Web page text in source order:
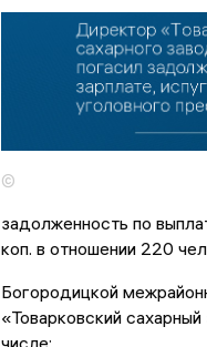
©
задолженность по
коп. в отношении 220
Богородицкой
«Товарковский